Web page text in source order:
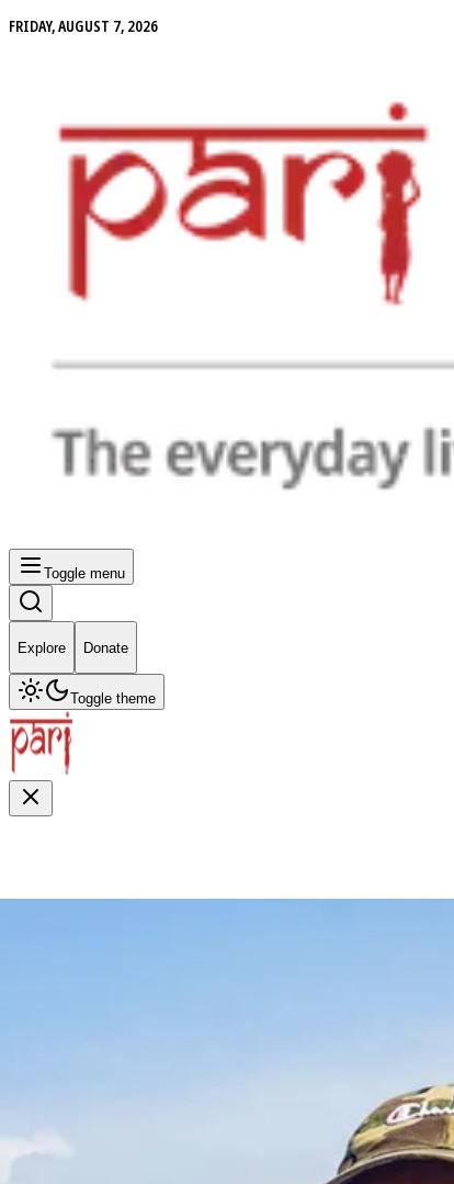
FRIDAY, AUGUST 7, 2026
Toggle menu
Explore Donate
Toggle theme